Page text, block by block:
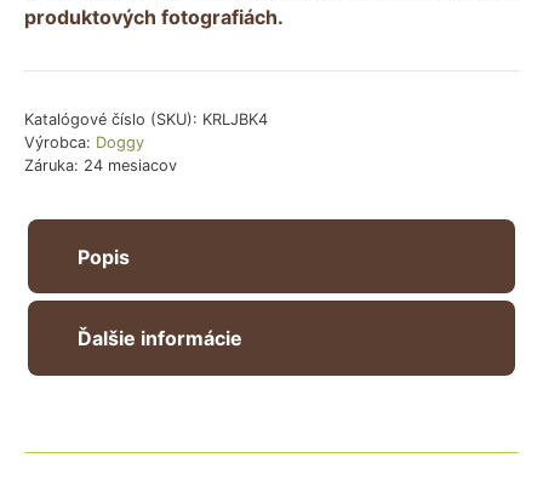
produktových fotografiách.
Katalógové číslo (SKU): KRLJBK4
Výrobca: Doggy
Záruka: 24 mesiacov
Popis
Ďalšie informácie